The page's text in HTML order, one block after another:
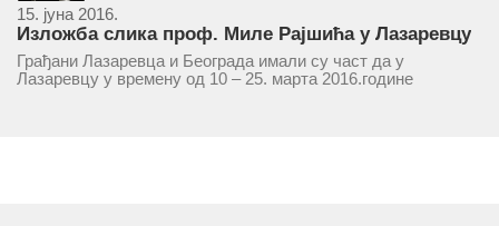
15. јуна 2016.
Изложба слика проф. Миле Рајшића у Лазаревцу
Грађани Лазаревца и Београда имали су част да у
Лазаревцу у времену од 10 – 25. марта 2016.године